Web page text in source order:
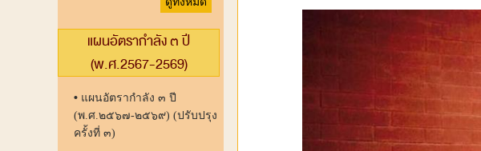
แผนอัตรากำลัง ๓ ปี
(พ.ศ.2567-2569)
• แผนอัตรากำลัง ๓ ปี
(พ.ศ.๒๕๖๗-๒๕๖๙) (ปรับปรุง
ครั้งที่ ๓)